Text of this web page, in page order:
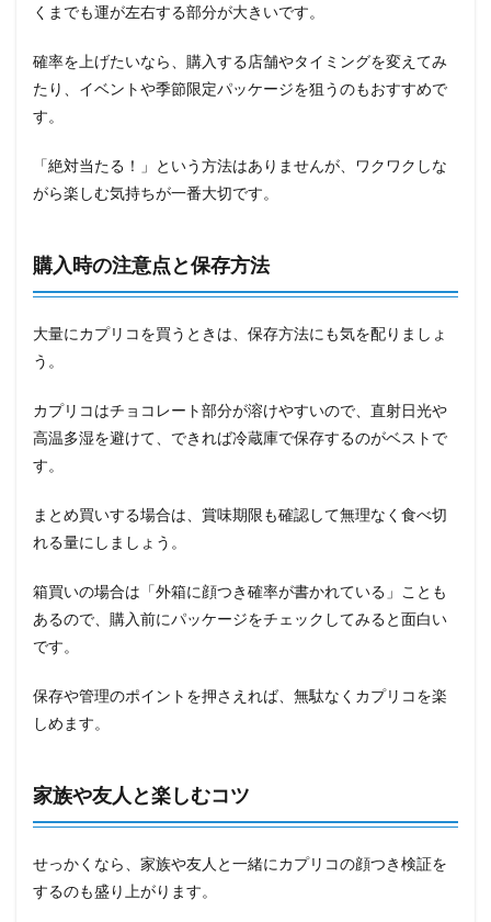
くまでも運が左右する部分が大きいです。
確率を上げたいなら、購入する店舗やタイミングを変えてみ
たり、イベントや季節限定パッケージを狙うのもおすすめで
す。
「絶対当たる！」という方法はありませんが、ワクワクしな
がら楽しむ気持ちが一番大切です。
購入時の注意点と保存方法
大量にカプリコを買うときは、保存方法にも気を配りましょ
う。
カプリコはチョコレート部分が溶けやすいので、直射日光や
高温多湿を避けて、できれば冷蔵庫で保存するのがベストで
す。
まとめ買いする場合は、賞味期限も確認して無理なく食べ切
れる量にしましょう。
箱買いの場合は「外箱に顔つき確率が書かれている」ことも
あるので、購入前にパッケージをチェックしてみると面白い
です。
保存や管理のポイントを押さえれば、無駄なくカプリコを楽
しめます。
家族や友人と楽しむコツ
せっかくなら、家族や友人と一緒にカプリコの顔つき検証を
するのも盛り上がります。